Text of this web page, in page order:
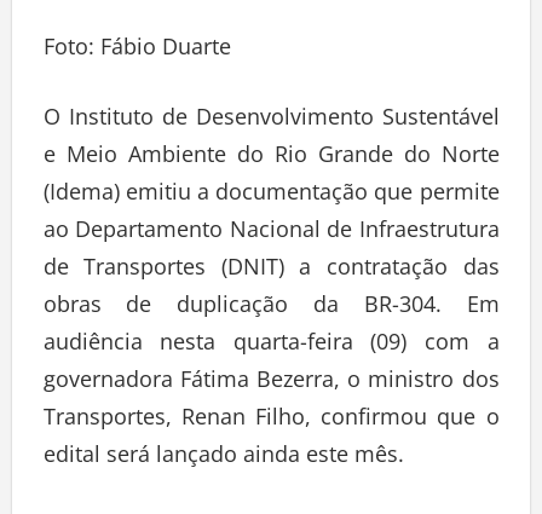
Foto: Fábio Duarte
O Instituto de Desenvolvimento Sustentável
e Meio Ambiente do Rio Grande do Norte
(Idema) emitiu a documentação que permite
ao Departamento Nacional de Infraestrutura
de Transportes (DNIT) a contratação das
obras de duplicação da BR-304. Em
audiência nesta quarta-feira (09) com a
governadora Fátima Bezerra, o ministro dos
Transportes, Renan Filho, confirmou que o
edital será lançado ainda este mês.